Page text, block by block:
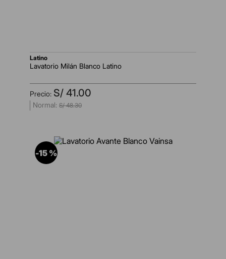
latino
Lavatorio Milán Blanco Latino
S/ 41.00
S/ 48.30
-15 %